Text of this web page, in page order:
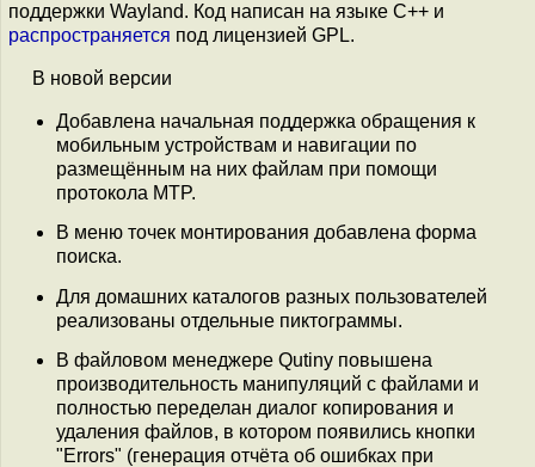
поддержки Wayland. Код написан на языке C++ и
распространяется под лицензией GPL.
В новой версии
Добавлена начальная поддержка обращения к
мобильным устройствам и навигации по
размещённым на них файлам при помощи
протокола MTP.
В меню точек монтирования добавлена форма
поиска.
Для домашних каталогов разных пользователей
реализованы отдельные пиктограммы.
В файловом менеджере Qutiny повышена
производительность манипуляций с файлами и
полностью переделан диалог копирования и
удаления файлов, в котором появились кнопки
"Errors" (генерация отчёта об ошибках при